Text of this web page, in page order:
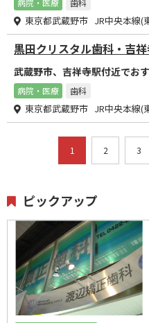
病院・医療 歯科
東京都武蔵野市 JR中央本線(
黒田クリスタル歯科・吉
武蔵野市、吉祥寺駅付近でお
病院・医療 歯科
東京都武蔵野市 JR中央本線(
1 2 3
ピックアップ